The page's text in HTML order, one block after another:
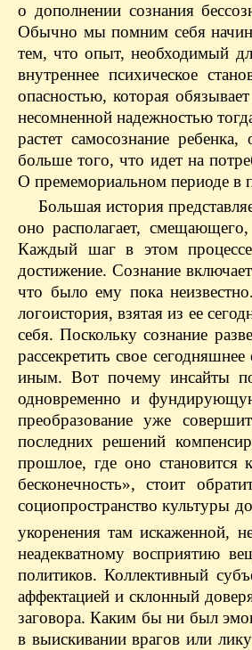
о дополнении сознания
Обычно мы помним себя
тем, что опыт, необходимый
внутреннее психическое
опасностью, которая
несомненной надежностью
растет самосознание
больше того, что идет на
О премемориальном периоде в
Большая история
оно располагает,
Каждый шаг в этом
достижение. Сознание
что было ему пока
логоистория, взятая из ее
себя. Поскольку сознание
рассекретить свое
иным. Вот почему инсайты
одновременно и
преобразование уже
последних решений
прошлое, где оно
бесконечность», стоит
социопространство культуры
укоренения там искаженной,
неадекватному восприятию
политиков. Коллективный
аффектацией и склонный
заговора. Каким бы ни был
в выискивании врагов или